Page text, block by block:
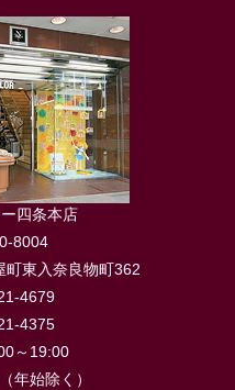
四条本店
8004
町東入奈良物町362
4679
4375
～19:00
年始除く）